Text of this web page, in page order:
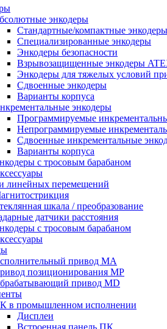
энкодеры
Стандартные/компактные энкодеры
Специализированные энкодеры
Энкодеры безопасности
Взрывозащищенные энкодеры
Энкодеры для тяжелых условий
Сдвоенные энкодеры
Варианты корпуса
энкодеры
Программируемые
Непрограммируемые
Сдвоенные инкрементальные
Варианты корпуса
с тросовым барабаном
линейных перемещений
шкала / преобразование
датчики расстояния
с тросовым барабаном
привод МА
позиционирования MP
привод MD
в промышленном исполнении
Дисплеи